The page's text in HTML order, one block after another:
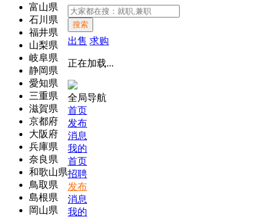
富山県
石川県
福井県
山梨県
岐阜県
静岡県
愛知県
三重県
滋賀県
京都府
大阪府
兵庫県
奈良県
和歌山県
鳥取県
島根県
岡山県
搜索
出售 求购
正在加载...
全局导航
首页
发布
消息
我的
首页
招聘
发布
消息
我的